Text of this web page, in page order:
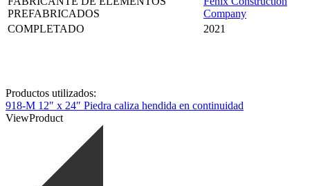
PREFABRICADOS
Company
COMPLETADO
2021
Productos utilizados:
918-M 12″ x 24″ Piedra caliza hendida en continuidad
ViewProduct